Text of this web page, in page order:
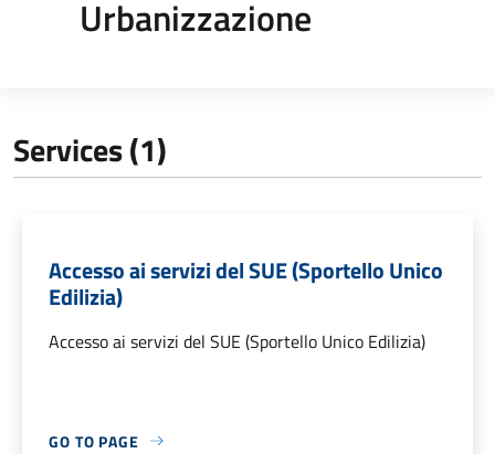
Urbanizzazione
Services (1)
Accesso ai servizi del SUE (Sportello Unico
Edilizia)
Accesso ai servizi del SUE (Sportello Unico Edilizia)
GO TO PAGE